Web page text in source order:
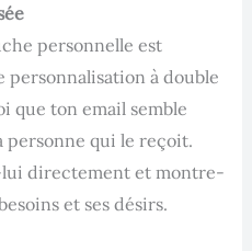
personnelle est
personnalisation à double
que ton email semble
qui le reçoit.
directement et montre-
et ses désirs.